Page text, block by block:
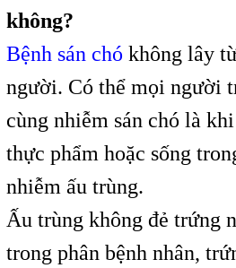
không?
Bệnh sán chó không lây
người. Có thể mọi người
cùng nhiễm sán chó là
thực phẩm hoặc sống
nhiễm ấu trùng.
Ấu trùng không đẻ trứng
trong phân bệnh nhân,